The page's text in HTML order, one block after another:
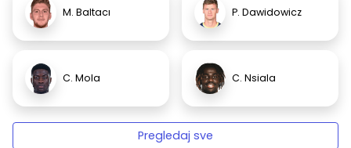
M. Baltacı P. Dawidowicz
C. Mola C. Nsiala
Pregledaj sve